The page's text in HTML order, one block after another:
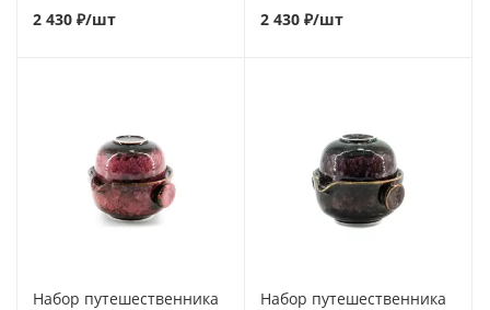
2 430 ₽/шт 2 430 ₽/шт
Набор путешественника
Набор путешественника